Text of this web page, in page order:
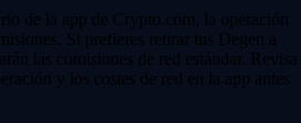
de la app de Crypto.com, la operación
Si prefieres retirar tus Degen a
las comisiones de red estándar. Revisa
y los costes de red en la app antes